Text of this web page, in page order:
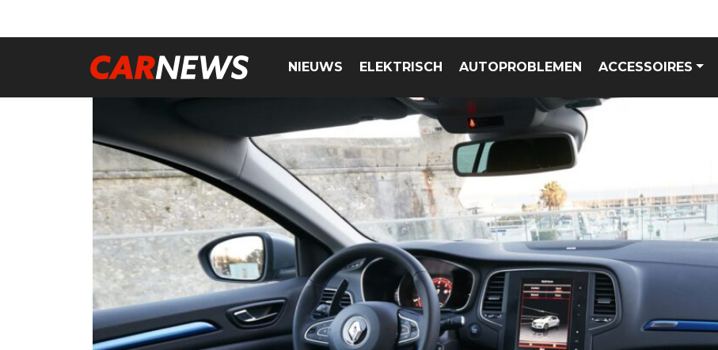
NIEUWS ELEKTRISCH AUTOPROBLEMEN ACCESSOIRES